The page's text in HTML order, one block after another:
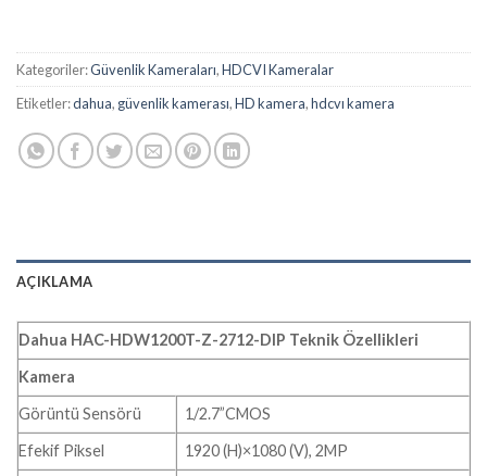
Kategoriler:Güvenlik Kameraları,HDCVI Kameralar
Etiketler:dahua, güvenlik kamerası,HD kamera,hdcvı kamera
AÇIKLAMA
Dahua HAC-HDW1200T-Z-2712-DIP Teknik Özellikleri
Kamera
Görüntü Sensörü
1/2.7”CMOS
Efekif Piksel
1920 (H)×1080 (V), 2MP